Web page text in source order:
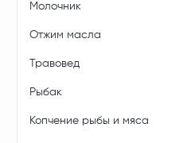
Молочник
Отжим масла
Травовед
Рыбак
Копчение рыбы и мяса